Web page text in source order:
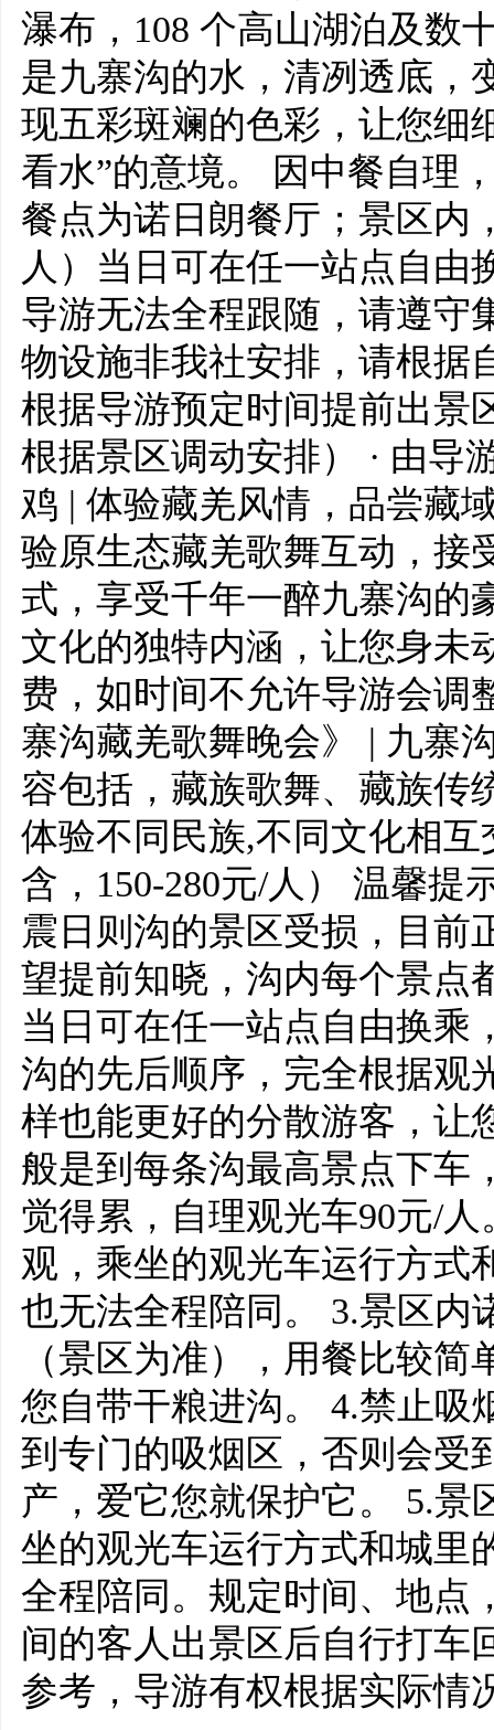
瀑布，108 个高山湖泊及数
是九寨沟的水，清冽透底，
现五彩斑斓的色彩，让您细
看水”的意境。 因中餐自理
餐点为诺日朗餐厅；景区内
人）当日可在任一站点自由
导游无法全程跟随，请遵守
物设施非我社安排，请根据
根据导游预定时间提前出景
根据景区调动安排） · 由导
鸡 | 体验藏羌风情，品尝藏
验原生态藏羌歌舞互动，接
式，享受千年一醉九寨沟的
文化的独特内涵，让您身未
费，如时间不允许导游会调
寨沟藏羌歌舞晚会》 | 九寨
容包括，藏族歌舞、藏族传
体验不同民族,不同文化相
含，150-280元/人） 温馨提
震日则沟的景区受损，目前
望提前知晓，沟内每个景点
当日可在任一站点自由换乘
沟的先后顺序，完全根据观
样也能更好的分散游客，让
般是到每条沟最高景点下车
觉得累，自理观光车90元/
观，乘坐的观光车运行方式
也无法全程陪同。 3.景区内
（景区为准），用餐比较
您自带干粮进沟。 4.禁止吸
到专门的吸烟区，否则会受
产，爱它您就保护它。 5.景
坐的观光车运行方式和城里
全程陪同。规定时间、地点
间的客人出景区后自行打车
参考，导游有权根据实际情